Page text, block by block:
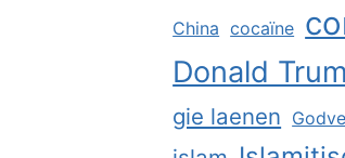
China cocaïne
Donald
gie laenen